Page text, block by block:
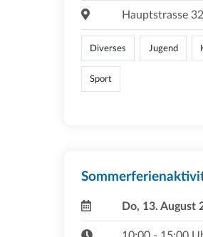
Hauptstrasse
Diverses Jugend
Sport
Do, 13. August